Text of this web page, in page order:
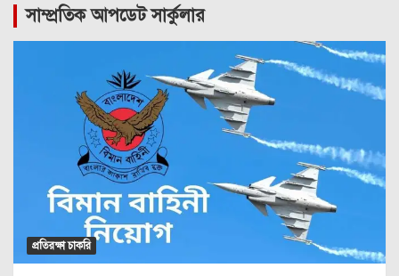
সাম্প্রতিক আপডেট সার্কুলার
প্রতিরক্ষা চাকরি